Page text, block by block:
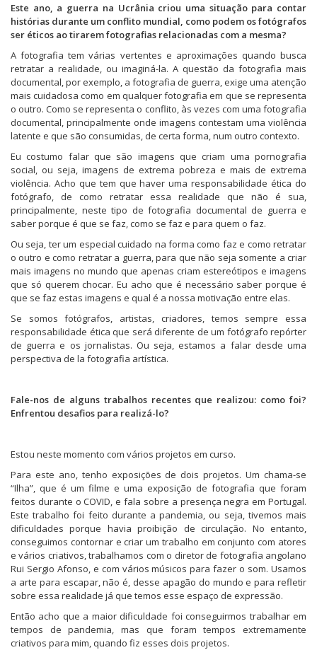
Este ano, a guerra na Ucrânia criou uma situação para contar
histórias durante um conflito mundial, como podem os fotógrafos
ser éticos ao tirarem fotografias relacionadas com a mesma?
A fotografia tem várias vertentes e aproximações quando busca
retratar a realidade, ou imaginá-la. A questão da fotografia mais
documental, por exemplo, a fotografia de guerra, exige uma atenção
mais cuidadosa como em qualquer fotografia em que se representa
o outro. Como se representa o conflito, às vezes com uma fotografia
documental, principalmente onde imagens contestam uma violência
latente e que são consumidas, de certa forma, num outro contexto.
Eu costumo falar que são imagens que criam uma pornografia
social, ou seja, imagens de extrema pobreza e mais de extrema
violência. Acho que tem que haver uma responsabilidade ética do
fotógrafo, de como retratar essa realidade que não é sua,
principalmente, neste tipo de fotografia documental de guerra e
saber porque é que se faz, como se faz e para quem o faz.
Ou seja, ter um especial cuidado na forma como faz e como retratar
o outro e como retratar a guerra, para que não seja somente a criar
mais imagens no mundo que apenas criam estereótipos e imagens
que só querem chocar. Eu acho que é necessário saber porque é
que se faz estas imagens e qual é a nossa motivação entre elas.
Se somos fotógrafos, artistas, criadores, temos sempre essa
responsabilidade ética que será diferente de um fotógrafo repórter
de guerra e os jornalistas. Ou seja, estamos a falar desde uma
perspectiva de la fotografia artística.
Fale-nos de alguns trabalhos recentes que realizou: como foi?
Enfrentou desafios para realizá-lo?
Estou neste momento com vários projetos em curso.
Para este ano, tenho exposições de dois projetos. Um chama-se
“Ilha”, que é um filme e uma exposição de fotografia que foram
feitos durante o COVID, e fala sobre a presença negra em Portugal.
Este trabalho foi feito durante a pandemia, ou seja, tivemos mais
dificuldades porque havia proibição de circulação. No entanto,
conseguimos contornar e criar um trabalho em conjunto com atores
e vários criativos, trabalhamos com o diretor de fotografia angolano
Rui Sergio Afonso, e com vários músicos para fazer o som. Usamos
a arte para escapar, não é, desse apagão do mundo e para refletir
sobre essa realidade já que temos esse espaço de expressão.
Então acho que a maior dificuldade foi conseguirmos trabalhar em
tempos de pandemia, mas que foram tempos extremamente
criativos para mim, quando fiz esses dois projetos.